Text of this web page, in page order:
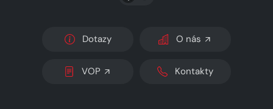
Dotazy O nás
VOP Kontakty